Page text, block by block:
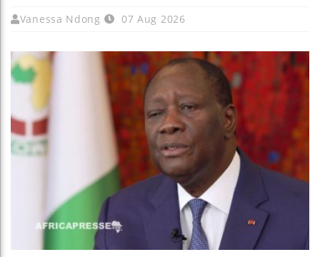
Vanessa Ndong 07 Aug 2026